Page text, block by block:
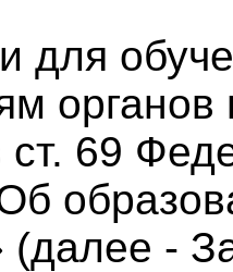
для
органов
69
-